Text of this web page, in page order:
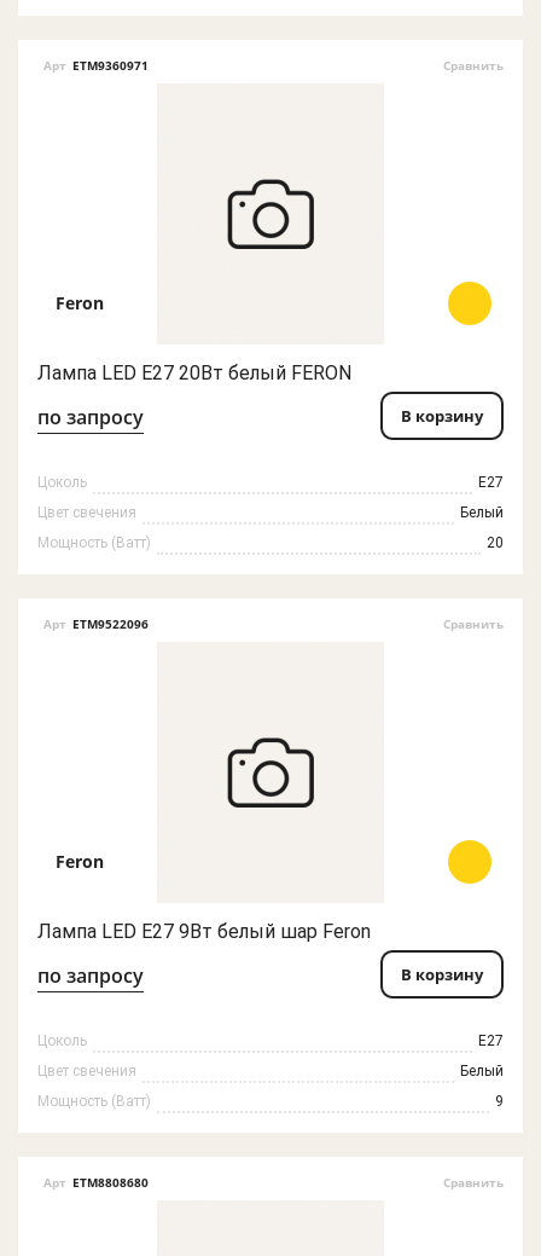
Арт ETM9360971 Сравнить
Feron
Лампа LED E27 20Вт белый FERON
по запросу В корзину
Цоколь
E27
Цвет свечения
Белый
Мощность (Ватт)
20
Арт ETM9522096 Сравнить
Feron
Лампа LED E27 9Вт белый шар Feron
по запросу В корзину
Цоколь
E27
Цвет свечения
Белый
Мощность (Ватт)
9
Арт ETM8808680 Сравнить